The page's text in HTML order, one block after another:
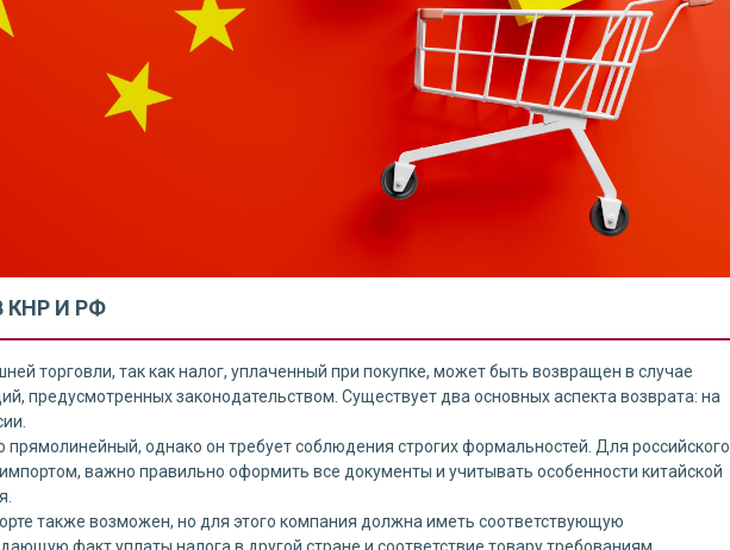
КНР И РФ
торговли, так как налог, уплаченный при покупке, может быть возвращен в случае
предусмотренных законодательством. Существует два основных аспекта возврата: на
прямолинейный, однако он требует соблюдения строгих формальностей. Для российского
важно правильно оформить все документы и учитывать особенности китайской
также возможен, но для этого компания должна иметь соответствующую
факт уплаты налога в другой стране и соответствие товару требованиям